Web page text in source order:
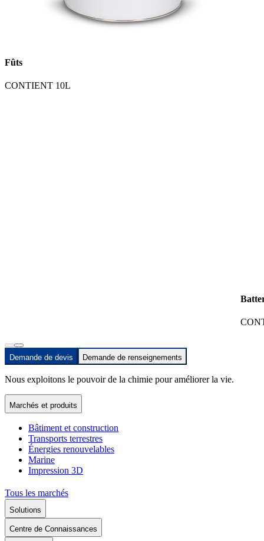
Fûts
CONTIENT 10L
Demande de devis Demande de renseignements
Nous exploitons le pouvoir de la chimie pour améliorer la vie.
Marchés et produits
Bâtiment et construction
Transports terrestres
Énergies renouvelables
Marine
Impression 3D
Tous les marchés
Solutions
Centre de Connaissances